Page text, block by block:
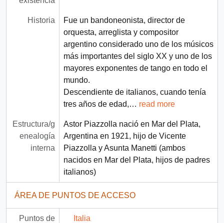
Historia
Fue un bandoneonista, director de
orquesta, arreglista y compositor
argentino considerado uno de los músicos
más importantes del siglo XX​ y uno de los
mayores exponentes de tango en todo el
mundo.
Descendiente de italianos, cuando tenía
tres años de edad,… read more
Estructura/g
enealogía
interna
Astor Piazzolla nació en Mar del Plata,
Argentina en 1921, hijo de Vicente
Piazzolla y Asunta Manetti (ambos
nacidos en Mar del Plata, hijos de padres
italianos)
ÁREA DE PUNTOS DE ACCESO
Puntos de
Italia